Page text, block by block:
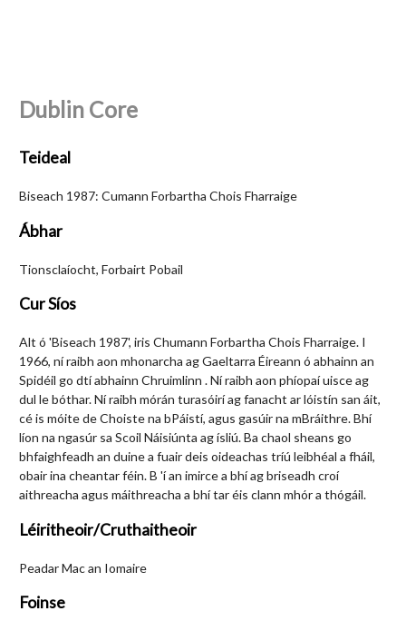
Dublin Core
Teideal
Biseach 1987: Cumann Forbartha Chois Fharraige
Ábhar
Tionsclaíocht, Forbairt Pobail
Cur Síos
Alt ó 'Biseach 1987', iris Chumann Forbartha Chois Fharraige. I
1966, ní raibh aon mhonarcha ag Gaeltarra Éireann ó abhainn an
Spidéil go dtí abhainn Chruimlinn . Ní raibh aon phíopaí uisce ag
dul le bóthar. Ní raibh mórán turasóirí ag fanacht ar lóistín san áit,
cé is móite de Choiste na bPáistí, agus gasúir na mBráithre. Bhí
líon na ngasúr sa Scoil Náisiúnta ag ísliú. Ba chaol sheans go
bhfaighfeadh an duine a fuair deis oideachas tríú leibhéal a fháil,
obair ina cheantar féin. B 'í an imirce a bhí ag briseadh croí
aithreacha agus máithreacha a bhí tar éis clann mhór a thógáil.
Léiritheoir/Cruthaitheoir
Peadar Mac an Iomaire
Foinse